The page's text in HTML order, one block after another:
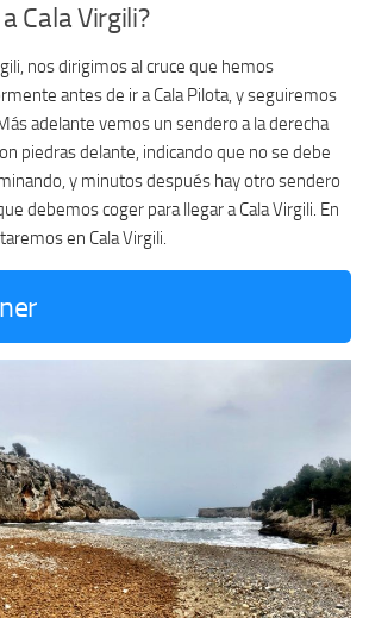
Cala Virgili?
nos dirigimos al cruce que hemos
antes de ir a Cala Pilota, y seguiremos
adelante vemos un sendero a la derecha
piedras delante, indicando que no se debe
y minutos después hay otro sendero
debemos coger para llegar a Cala Virgili. En
en Cala Virgili.